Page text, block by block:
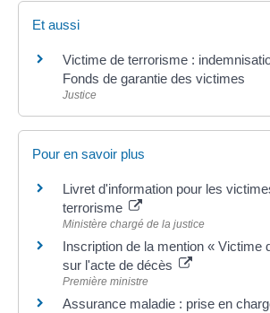
Et aussi
Victime de terrorisme :
Fonds de garantie des victimes
Justice
Pour en savoir plus
Livret d'information pour les
terrorisme
Ministère chargé de la justice
Inscription de la mention « Victime
sur l'acte de décès
Première ministre
Assurance maladie : prise en